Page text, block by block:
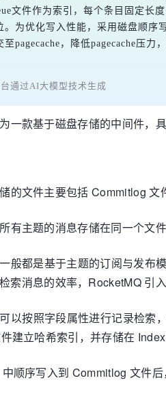
文件作为索引，每个条目固定
。为优化写入性能，采用磁盘顺序
至pagecache，降低pagecache压
通过AI大模型技术生成
一款基于磁盘存储的中间件，
的文件主要包括 Commitlog 文
有主题的消息存储在同一个文
般都是基于主题的订阅与发布
索消息的效率，RocketMQ 引
以按照字段属性进行记录检索
建立哈希索引，并存储在 Index
顺序写入到 Commitlog 文件